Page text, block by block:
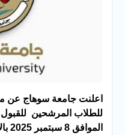
اعلنت جامعة سوهاج عن
للطلاب المرشحين للقبول